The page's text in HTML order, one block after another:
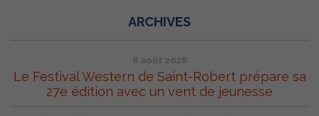
ARCHIVES
6 août 2026
Le Festival Western de Saint-Robert prépare sa
27e édition avec un vent de jeunesse